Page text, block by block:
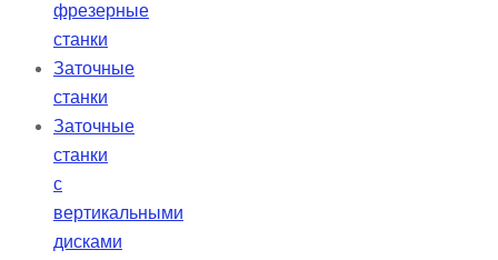
фрезерные
станки
Заточные
станки
Заточные
станки
с
вертикальными
дисками